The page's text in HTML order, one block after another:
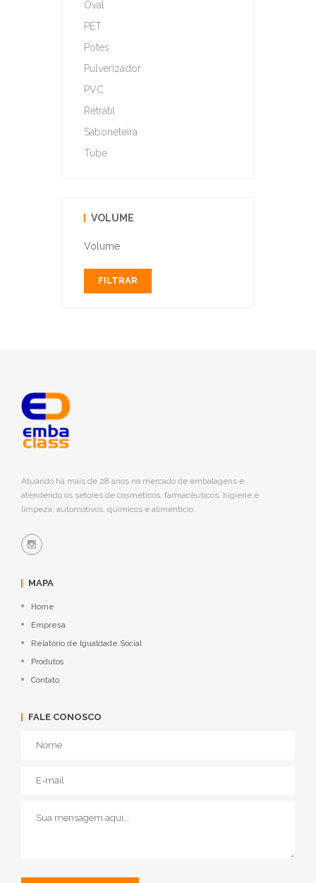
Oval
PET
Potes
Pulverizador
PVC
Retrátil
Saboneteira
Tube
VOLUME
Volume
FILTRAR
Atuando há mais de 28 anos no mercado de embalagens e
atendendo os setores de cosméticos, farmacêuticos, higiene e
limpeza, automotivos, químicos e alimentício.
MAPA
Home
Empresa
Relatório de Igualdade Social
Produtos
Contato
FALE CONOSCO